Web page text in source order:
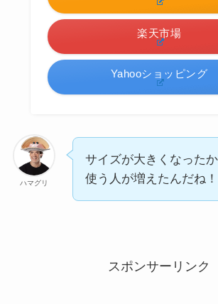
楽天市場
Yahooショッピング
ハマグリ
サイズが大きくなった
使う人が増えたんだね！
スポンサーリンク